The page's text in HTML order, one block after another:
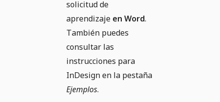
solicitud de
aprendizaje en Word.
También puedes
consultar las
instrucciones para
InDesign en la pestaña
Ejemplos.